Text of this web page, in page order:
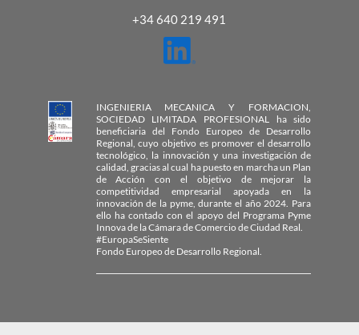
+34 640 219 491
INGENIERIA MECANICA Y FORMACION,
SOCIEDAD LIMITADA PROFESIONAL ha sido
beneficiaria del Fondo Europeo de Desarrollo
Regional, cuyo objetivo es promover el desarrollo
tecnológico, la innovación y una investigación de
calidad, gracias al cual ha puesto en marcha un Plan
de Acción con el objetivo de mejorar la
competitividad empresarial apoyada en la
innovación de la pyme, durante el año 2024. Para
ello ha contado con el apoyo del Programa Pyme
Innova de la Cámara de Comercio de Ciudad Real.
#EuropaSeSiente
Fondo Europeo de Desarrollo Regional.